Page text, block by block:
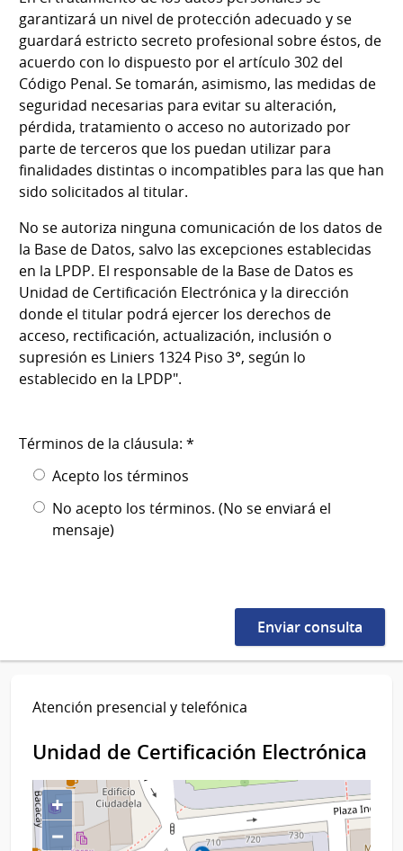
garantizará un nivel de protección adecuado y se
guardará estricto secreto profesional sobre éstos, de
acuerdo con lo dispuesto por el artículo 302 del
Código Penal. Se tomarán, asimismo, las medidas de
seguridad necesarias para evitar su alteración,
pérdida, tratamiento o acceso no autorizado por
parte de terceros que los puedan utilizar para
finalidades distintas o incompatibles para las que han
sido solicitados al titular.
No se autoriza ninguna comunicación de los datos de
la Base de Datos, salvo las excepciones establecidas
en la LPDP. El responsable de la Base de Datos es
Unidad de Certificación Electrónica y la dirección
donde el titular podrá ejercer los derechos de
acceso, rectificación, actualización, inclusión o
supresión es Liniers 1324 Piso 3°, según lo
establecido en la LPDP".
Términos de la cláusula: *
Acepto los términos
No acepto los términos. (No se enviará el
mensaje)
Atención presencial y telefónica
Unidad de Certificación Electrónica
+
−